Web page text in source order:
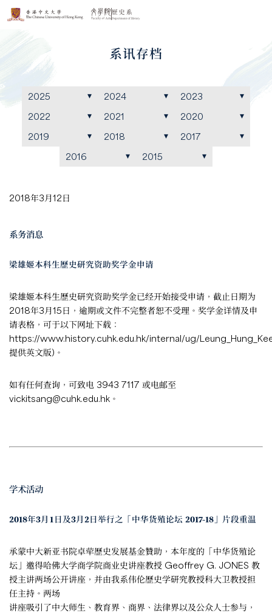
系讯存档
2025 2024
2023
2022
2021
2020
2019
2018
2017
2016
2015
2018年3月12日
系务消息
梁雄姬本科生歷史研究资助奖学金申请
梁雄姬本科生歷史研究资助奖学金已经开始接受申请，截止日期为
2018年3月15日，逾期或文件不完整者恕不受理。奖学金详情及申
请表格，可于以下网址下载：
https://www.history.cuhk.edu.hk/internal/ug/
提供英文版)。
如有任何查询，可致电 3943 7117 或电邮至
vickitsang@cuhk.edu.hk 。
学术活动
2018年3月1日及3月2日举行之「中华货殖论坛 2017-18」片段重温
承蒙中大新亚书院卓荦歷史发展基金贊助，本年度的「中华货殖论
坛」邀得哈佛大学商学院商业史讲座教授 Geoffrey G. JONES 教
授主讲两场公开讲座，并由我系伟伦歷史学研究教授科大卫教授担
任主持。两场
讲座吸引了中大师生、教育界、商界、法律界以及公众人士参与，